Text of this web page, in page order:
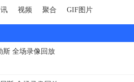
视频 聚合 GIF图片
斯 全场录像回放